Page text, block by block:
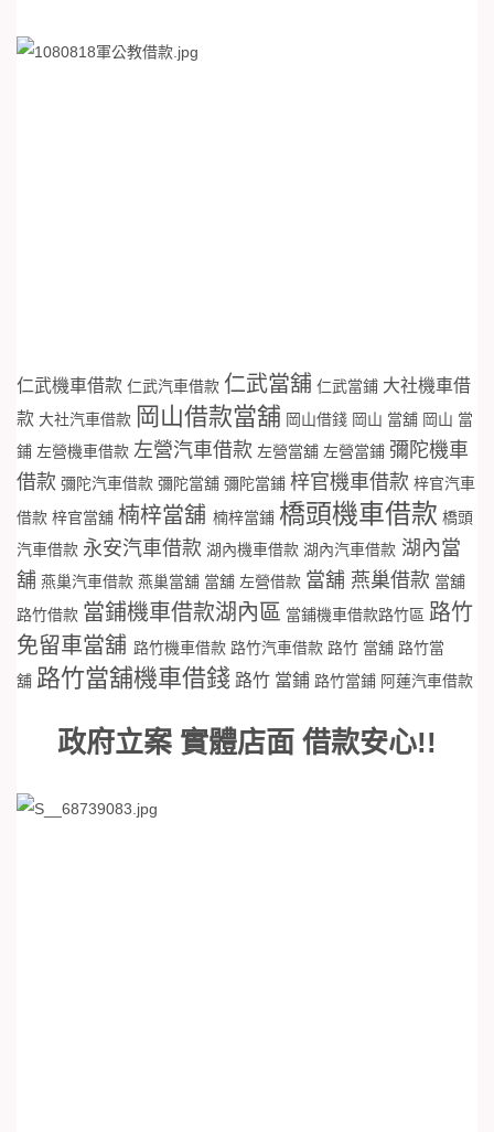
仁武機車借款 仁武汽車借款 仁武當舖 仁武當鋪 大社機車借
款 大社汽車借款 岡山借款當舖 岡山借錢 岡山 當舖 岡山 當
鋪 左營機車借款 左營汽車借款 左營當舖 左營當鋪 彌陀機車
借款 彌陀汽車借款 彌陀當舖 彌陀當鋪 梓官機車借款 梓官汽車
借款 梓官當舖 楠梓當舖 楠梓當鋪 橋頭機車借款 橋頭
汽車借款 永安汽車借款 湖內機車借款 湖內汽車借款 湖內當
舖 燕巢汽車借款 燕巢當舖 當舖 左營借款 當舖 燕巢借款 當舖
路竹借款 當鋪機車借款湖內區 當鋪機車借款路竹區 路竹
免留車當舖 路竹機車借款 路竹汽車借款 路竹 當舖 路竹當
舖 路竹當舖機車借錢 路竹 當鋪 路竹當鋪 阿蓮汽車借款
政府立案 實體店面 借款安心!!